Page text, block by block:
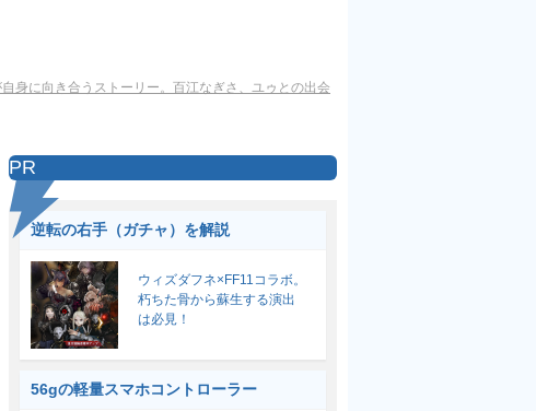
身に向き合うストーリー。百江なぎさ、ユゥとの出会
PR
逆転の右手（ガチャ）を解説
ウィズダフネ×FF11コラボ。
朽ちた骨から蘇生する演出
は必見！
56gの軽量スマホコントローラー